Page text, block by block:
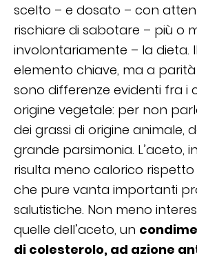
scelto – e dosato – con
rischiare di sabotare – più o
involontariamente – la dieta.
elemento chiave, ma a
sono differenze evidenti fra i
origine vegetale: per non
dei grassi di origine animale,
grande parsimonia. L’aceto,
risulta meno calorico rispetto
che pure vanta importanti
salutistiche. Non meno
quelle dell’aceto, un
di colesterolo, ad azione